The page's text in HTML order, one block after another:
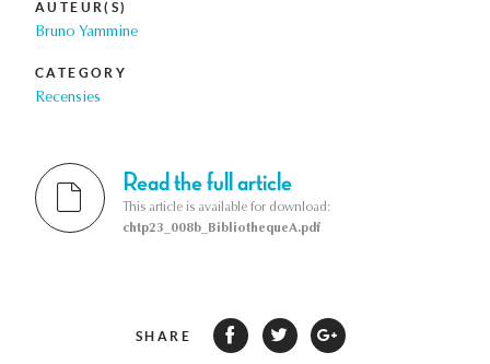
AUTEUR(S)
Bruno Yammine
CATEGORY
Recensies
Read the full article
This article is available for download:
chtp23_008b_BibliothequeA.pdf
SHARE